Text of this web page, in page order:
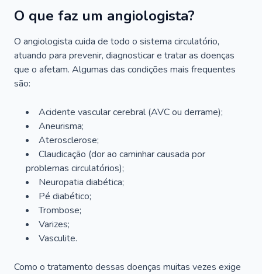
O que faz um angiologista?
O angiologista cuida de todo o sistema circulatório,
atuando para prevenir, diagnosticar e tratar as doenças
que o afetam. Algumas das condições mais frequentes
são:
Acidente vascular cerebral (AVC ou derrame);
Aneurisma;
Aterosclerose;
Claudicação (dor ao caminhar causada por
problemas circulatórios);
Neuropatia diabética;
Pé diabético;
Trombose;
Varizes;
Vasculite.
Como o tratamento dessas doenças muitas vezes exige